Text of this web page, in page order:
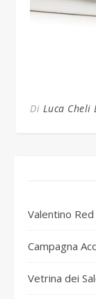
Di Luca Cheli
Valentino
Campagna
Vetrina dei